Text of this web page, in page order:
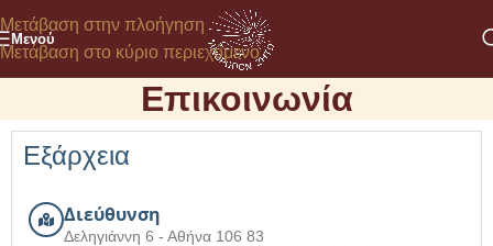
Μετάβαση στην πλοήγηση
Μετάβαση στο κύριο περιεχόμενο
Μενού
Επικοινωνία
Εξάρχεια
Διεύθυνση
Δεληγιάννη 6 - Αθήνα 106 83